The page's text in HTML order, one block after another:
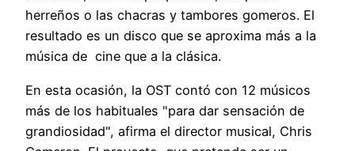
herreños o las chacras y tambores gomeros. El
resultado es un disco que se aproxima más a la
música de cine que a la clásica.
En esta ocasión, la OST contó con 12 músicos
más de los habituales "para dar sensación de
grandiosidad", afirma el director musical, Chris